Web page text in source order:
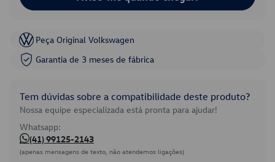
Peça Original Volkswagen
Garantia de 3 meses de fábrica
Tem dúvidas sobre a compatibilidade deste produto?
Nossa equipe especializada está pronta para ajudar!
Whatsapp:
(41) 99125-2143
(apenas mensagens de texto, não atendemos ligações)